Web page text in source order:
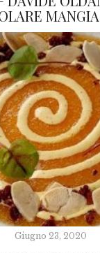
Giugno 23, 2020